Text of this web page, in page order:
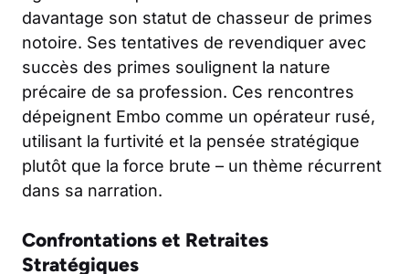
davantage son statut de chasseur de primes
notoire. Ses tentatives de revendiquer avec
succès des primes soulignent la nature
précaire de sa profession. Ces rencontres
dépeignent Embo comme un opérateur rusé,
utilisant la furtivité et la pensée stratégique
plutôt que la force brute – un thème récurrent
dans sa narration.
Confrontations et Retraites
Stratégiques